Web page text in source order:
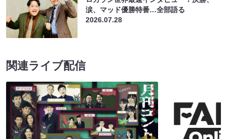
涙、マッド優勝特番…全部語る
2026.07.28
関連ライブ配信